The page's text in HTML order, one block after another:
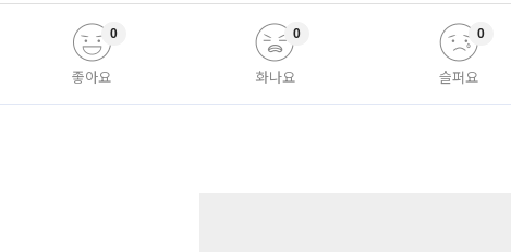
좋아요
0
화나요
0
슬퍼요
0